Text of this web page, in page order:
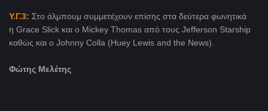
Υ.Γ.3: Στο άλμπουμ συμμετέχουν επίσης στα δεύτερα φωνητικά
η Grace Slick και ο Mickey Thomas από τους Jefferson Starship
καθώς και ο Johnny Colla (Huey Lewis and the News).
Φώτης Μελέτης